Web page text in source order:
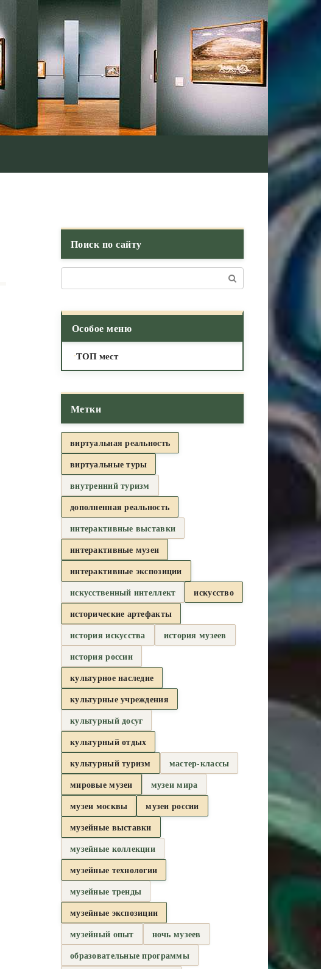
Поиск по сайту
Особое меню
ТОП мест
Метки
виртуальная реальность
виртуальные туры
внутренний туризм
дополненная реальность
интерактивные выставки
интерактивные музеи
интерактивные экспозиции
искусственный интеллект
искусство
исторические артефакты
история искусства
история музеев
история россии
культурное наследие
культурные учреждения
культурный досуг
культурный отдых
культурный туризм
мастер-классы
мировые музеи
музеи мира
музеи москвы
музеи россии
музейные выставки
музейные коллекции
музейные технологии
музейные тренды
музейные экспозиции
музейный опыт
ночь музеев
образовательные программы